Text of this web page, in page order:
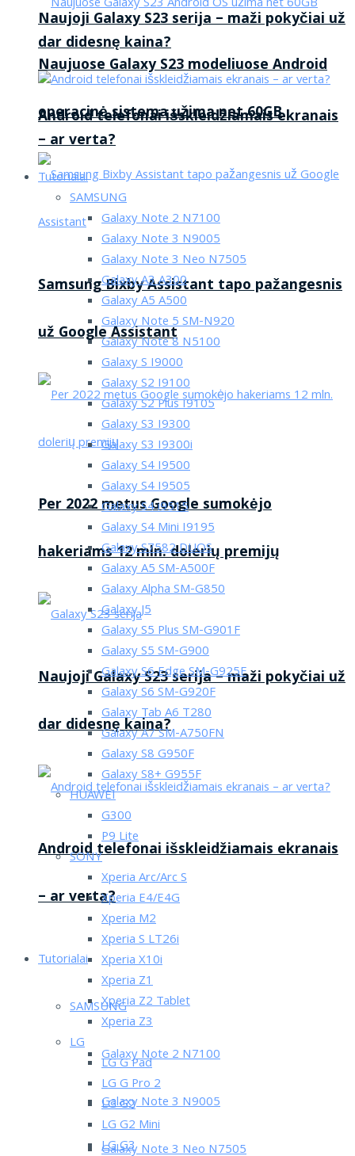
Naujuose Galaxy S23 modeliuose Android
operacinė sistema užima net 60GB
Samsung Bixby Assistant tapo pažangesnis
už Google Assistant
Per 2022 metus Google sumokėjo
hakeriams 12 mln. dolerių premijų
Naujoji Galaxy S23 serija – maži pokyčiai už
dar didesnę kaina?
Android telefonai išskleidžiamais ekranais
– ar verta?
Tutorialai
SAMSUNG
Galaxy Note 2 N7100
Galaxy Note 3 N9005
Galaxy Note 3 Neo N7505
Naujoji Galaxy S23 serija – maži pokyčiai už
dar didesnę kaina?
Android telefonai išskleidžiamais ekranais
– ar verta?
Tutorialai
SAMSUNG
Galaxy Note 2 N7100
Galaxy Note 3 N9005
Galaxy Note 3 Neo N7505
Galaxy A3 A300
Galaxy A5 A500
Galaxy Note 5 SM-N920
Galaxy Note 8 N5100
Galaxy S I9000
Galaxy S2 I9100
Galaxy S2 Plus I9105
Galaxy S3 I9300
Galaxy S3 I9300i
Galaxy S4 I9500
Galaxy S4 I9505
Galaxy S4 i9515
Galaxy S4 Mini I9195
Galaxy S7582 DUOS
Galaxy A5 SM-A500F
Galaxy Alpha SM-G850
Galaxy J5
Galaxy S5 Plus SM-G901F
Galaxy S5 SM-G900
Galaxy S6 Edge SM-G925F
Galaxy S6 SM-G920F
Galaxy Tab A6 T280
Galaxy A7 SM-A750FN
Galaxy S8 G950F
Galaxy S8+ G955F
HUAWEI
G300
P9 Lite
SONY
Xperia Arc/Arc S
Xperia E4/E4G
Xperia M2
Xperia S LT26i
Xperia X10i
Xperia Z1
Xperia Z2 Tablet
Xperia Z3
LG
LG G Pad
LG G Pro 2
LG G2
LG G2 Mini
LG G3